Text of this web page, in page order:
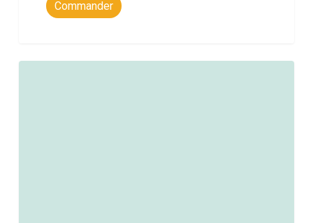
Commander